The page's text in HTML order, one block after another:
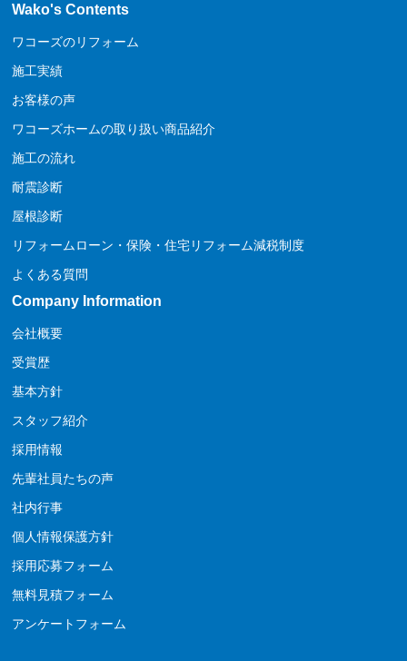
Wako's Contents
ワコーズのリフォーム
施工実績
お客様の声
ワコーズホームの取り扱い商品紹介
施工の流れ
耐震診断
屋根診断
リフォームローン・保険・住宅リフォーム減税制度
よくある質問
Company Information
会社概要
受賞歴
基本方針
スタッフ紹介
採用情報
先輩社員たちの声
社内行事
個人情報保護方針
採用応募フォーム
無料見積フォーム
アンケートフォーム